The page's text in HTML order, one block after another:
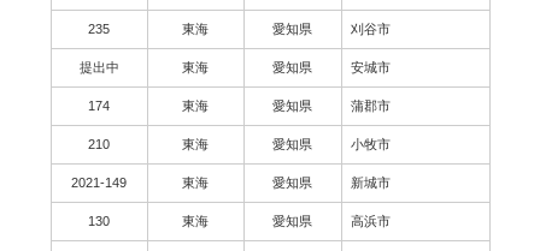
235 東海 愛知県 刈谷市
提出中 東海 愛知県 安城市
174 東海 愛知県 蒲郡市
210 東海 愛知県 小牧市
2021-149 東海 愛知県 新城市
130 東海 愛知県 高浜市